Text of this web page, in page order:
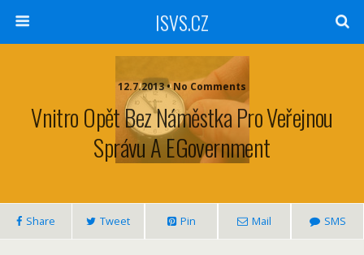
ISVS.CZ
12.7.2013 • No Comments
Vnitro Opět Bez Náměstka Pro Veřejnou
Správu A EGovernment
Share Tweet Pin Mail SMS